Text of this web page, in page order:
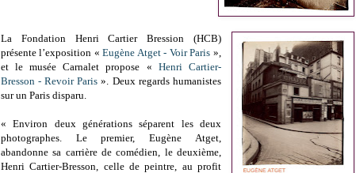
La Fondation Henri Cartier Bression (HCB)
présente l’exposition «Eugène Atget - Voir Paris »,
et le musée Carnalet propose « Henri Cartier-
Bresson - Revoir Paris ». Deux regards humanistes
sur un Paris disparu.
« Environ deux générations séparent les deux
photographes. Le premier, Eugène Atget,
abandonne sa carrière de comédien, le deuxième,
Henri Cartier-Bresson, celle de peintre, au profit